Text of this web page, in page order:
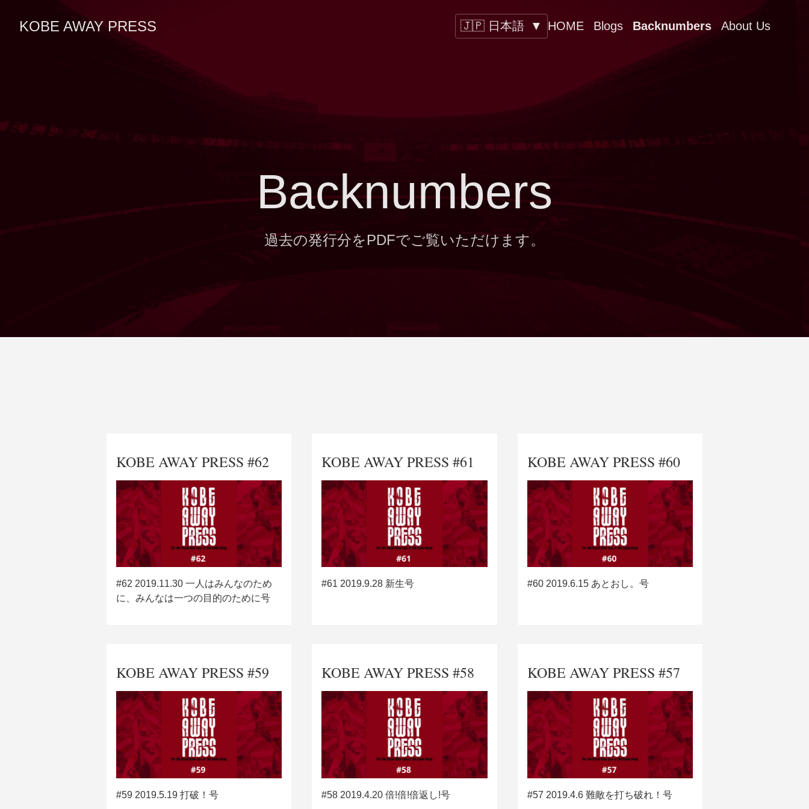
KOBE AWAY PRESS 🇯🇵 日本語 ▼ HOME Blogs Backnumbers About Us
Backnumbers
過去の発行分をPDFでご覧いただけます。
KOBE AWAY PRESS #62
#62 2019.11.30 一人はみんなのため
に、みんなは一つの目的のために号
KOBE AWAY PRESS #61
#61 2019.9.28 新生号
KOBE AWAY PRESS #60
#60 2019.6.15 あとおし。号
KOBE AWAY PRESS #59
#59 2019.5.19 打破！号
KOBE AWAY PRESS #58
#58 2019.4.20 倍!倍!倍返し!号
KOBE AWAY PRESS #57
#57 2019.4.6 難敵を打ち破れ！号